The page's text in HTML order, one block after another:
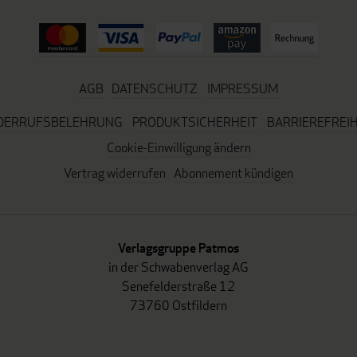
AGB DATENSCHUTZ
IMPRESSUM
PRODUKTSICHERHEIT
Cookie-Einwilligung ändern
Vertrag widerrufen Abonnement kündigen
Verlagsgruppe Patmos
in der Schwabenverlag AG
Senefelderstraße 12
73760 Ostfildern